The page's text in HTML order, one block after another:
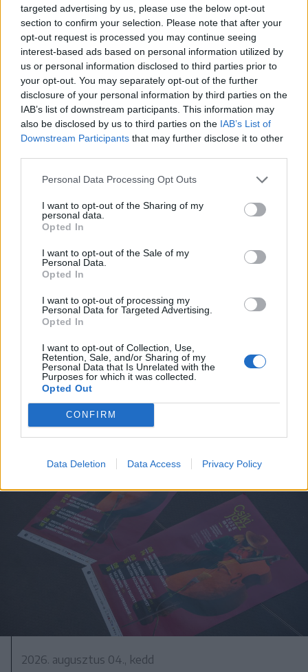
targeted advertising by us, please use the below opt-out
section to confirm your selection. Please note that after your
opt-out request is processed you may continue seeing
interest-based ads based on personal information utilized by
us or personal information disclosed to third parties prior to
your opt-out. You may separately opt-out of the further
disclosure of your personal information by third parties on the
IAB’s list of downstream participants. This information may
also be disclosed by us to third parties on the IAB’s List of
Downstream Participants that may further disclose it to other
Personal Data Processing Opt Outs
I want to opt-out of the Sharing of my
personal data.
Opted In
I want to opt-out of the Sale of my
Personal Data.
Opted In
I want to opt-out of processing my
Personal Data for Targeted Advertising.
Opted In
I want to opt-out of Collection, Use,
Retention, Sale, and/or Sharing of my
Personal Data that Is Unrelated with the
Purposes for which it was collected.
Opted Out
CONFIRM
Data Deletion Data Access Privacy Policy
2026. augusztus 06., csütörtök
Jubileumi találkozó: Csíkszentkirály
látja vendégül a Szent István nevét
viselő településeket
2026. augusztus 05., szerda
Zöldséges tekercs – videó
2026. augusztus 04., kedd